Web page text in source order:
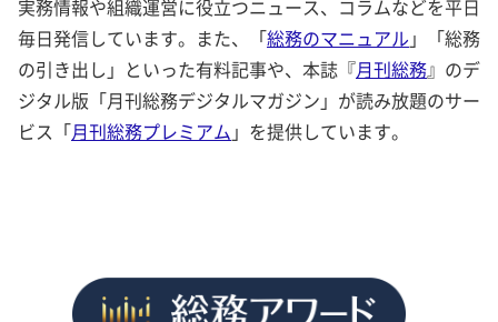
実務情報や組織運営に役立つニュース、コラムなどを平日
毎日発信しています。また、「総務のマニュアル 」「総務
の引き出し」といった有料記事や、本誌『月刊総務』のデ
ジタル版「月刊総務デジタルマガジン」が読み放題のサー
ビス「月刊総務プレミアム 」を提供しています。